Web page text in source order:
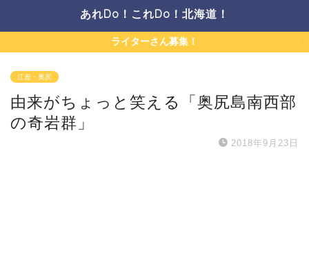
あれDo！これDo！北海道！
ライターさん募集！
江差・奥尻
由来がちょっと笑える「奥尻島南西部
の奇岩群」
2018年9月23日